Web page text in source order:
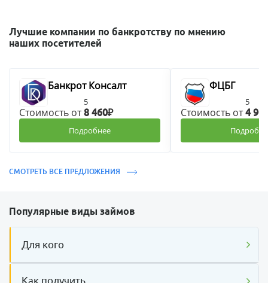
Лучшие компании по банкротству по мнению
наших посетителей
Банкрот Консалт
5
Стоимость от8 460₽
Подробнее
ФЦБГ
5
Стоимость от4
СМОТРЕТЬ ВСЕ ПРЕДЛОЖЕНИЯ
Популярные виды займов
Для кого
Как получить